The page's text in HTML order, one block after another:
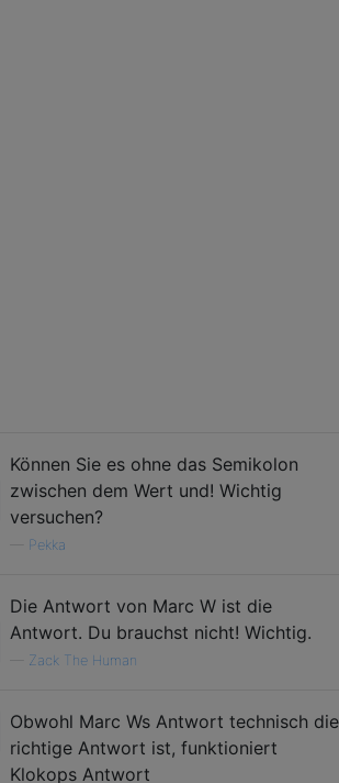
Können Sie es ohne das Semikolon
zwischen dem Wert und! Wichtig
versuchen?
Pekka
Die Antwort von Marc W ist die
Antwort. Du brauchst nicht! Wichtig.
Zack The Human
Obwohl Marc Ws Antwort technisch die
richtige Antwort ist, funktioniert
Klokops Antwort